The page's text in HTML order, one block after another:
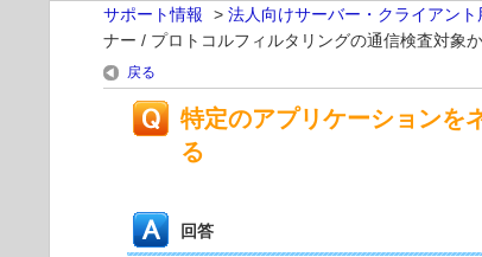
サポート情報 > 法人向けサーバー・クライアン
ナー / プロトコルフィルタリングの通信検査対象
戻る
特定のアプリケーションを
る
回答